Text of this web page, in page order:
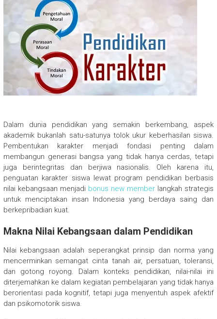
Dalam dunia pendidikan yang semakin berkembang, aspek
akademik bukanlah satu-satunya tolok ukur keberhasilan siswa.
Pembentukan karakter menjadi fondasi penting dalam
membangun generasi bangsa yang tidak hanya cerdas, tetapi
juga berintegritas dan berjiwa nasionalis. Oleh karena itu,
penguatan karakter siswa lewat program pendidikan berbasis
nilai kebangsaan menjadi bonus new member langkah strategis
untuk menciptakan insan Indonesia yang berdaya saing dan
berkepribadian kuat.
Makna Nilai Kebangsaan dalam Pendidikan
Nilai kebangsaan adalah seperangkat prinsip dan norma yang
mencerminkan semangat cinta tanah air, persatuan, toleransi,
dan gotong royong. Dalam konteks pendidikan, nilai-nilai ini
diterjemahkan ke dalam kegiatan pembelajaran yang tidak hanya
berorientasi pada kognitif, tetapi juga menyentuh aspek afektif
dan psikomotorik siswa.